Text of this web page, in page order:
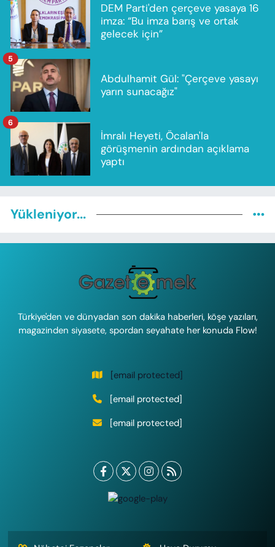
DEM Parti'den çerçeve yasaya 16
imza: “Bu imza barış ve ortak
gelecek için”
Abdulhamit Gül: "Çerçeve yasayı
yarın sunacağız"
5
İmralı Heyeti, Öcalan'la
görüşmenin ardından açıklama
yaptı
6
Yükleniyor...
Türkiye'den ve dünyadan son dakika haberleri, köşe yazıları,
magazinden siyasete, spordan seyahate her konuda Flow!
[email protected]
[email protected]
[email protected]